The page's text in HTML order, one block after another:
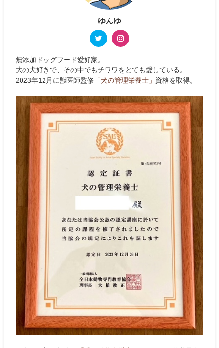
ゆんゆ
無添加ドッグフード愛好家。
大の犬好きで、その中でもチワワをとても愛している。
2023年12月に獣医師監修 「犬の管理栄養士」 資格を取得。